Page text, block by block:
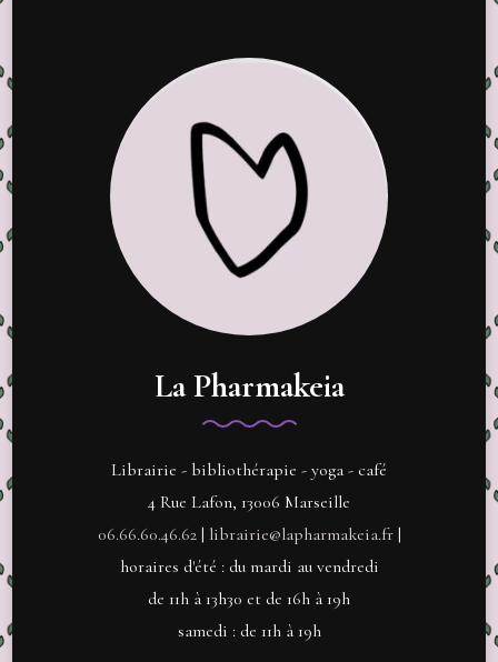
La Pharmakeia
Librairie - bibliothérapie - yoga - café
4 Rue Lafon, 13006 Marseille
06.66.60.46.62| librairie@lapharmakeia.fr|
horaires d'été : du mardi au vendredi
de 11h à 13h30 et de 16h à 19h
samedi : de 11h à 19h